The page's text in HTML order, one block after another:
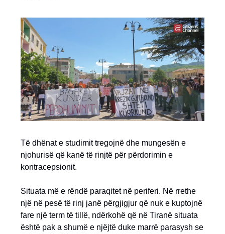
Të dhënat e studimit tregojnë dhe mungesën e
njohurisë që kanë të rinjtë për përdorimin e
kontracepsionit.
Situata më e rëndë paraqitet në periferi. Në rrethe
një në pesë të rinj janë përgjigjur që nuk e kuptojnë
fare një term të tillë, ndërkohë që në Tiranë situata
është pak a shumë e njëjtë duke marrë parasysh se